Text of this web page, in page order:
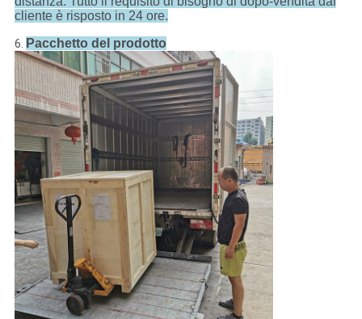
cliente è risposto in 24 ore.
6. Pacchetto del prodotto